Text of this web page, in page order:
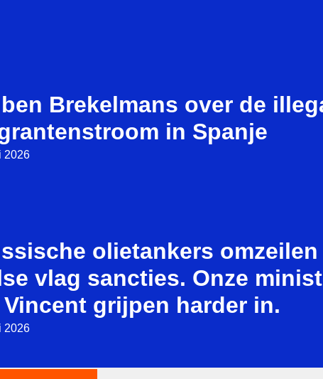
Brekelmans over de
in Spanje
2026
olietankers
vlag sancties. Onze
Vincent grijpen harder in.
2026